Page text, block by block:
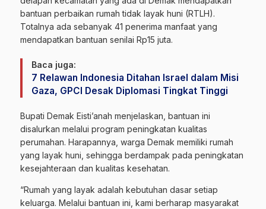
bantuan perbaikan rumah tidak layak huni (RTLH).
Totalnya ada sebanyak 41 penerima manfaat yang
mendapatkan bantuan senilai Rp15 juta.
Baca juga:
7 Relawan Indonesia Ditahan Israel dalam Misi
Gaza, GPCI Desak Diplomasi Tingkat Tinggi
Bupati Demak Eisti’anah menjelaskan, bantuan ini
disalurkan melalui program peningkatan kualitas
perumahan. Harapannya, warga Demak memiliki rumah
yang layak huni, sehingga berdampak pada peningkatan
kesejahteraan dan kualitas kesehatan.
“Rumah yang layak adalah kebutuhan dasar setiap
keluarga. Melalui bantuan ini, kami berharap masyarakat